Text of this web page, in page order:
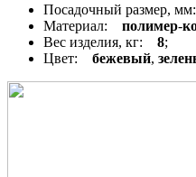
Посадочный размер,
Материал: полимер-
Вес изделия, кг: 8;
Цвет: бежевый,